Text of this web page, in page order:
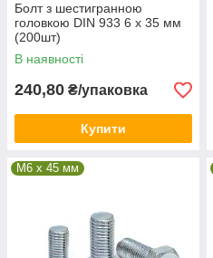
Болт з шестигранною
головкою DIN 933 6 х 35 мм
(200шт)
В наявності
240,80 ₴/упаковка
Купити
М6 x 45 мм